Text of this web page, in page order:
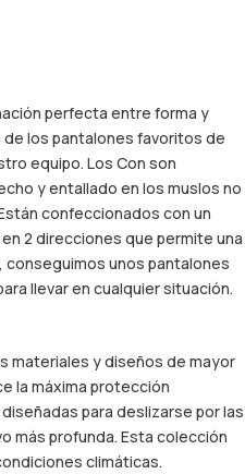
perfecta entre forma y
de los pantalones favoritos de
equipo. Los Con son
y entallado en los muslos no
confeccionados con un
2 direcciones que permite una
unos pantalones
llevar en cualquier situación.
materiales y diseños de mayor
la máxima protección
para deslizarse por las
más profunda. Esta colección
climáticas.